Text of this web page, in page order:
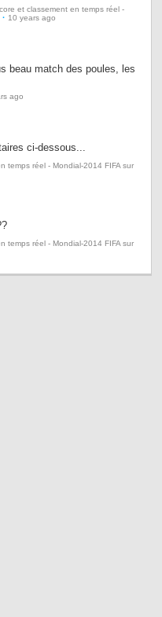
et classement en temps réel -
· 10 years ago
beau match des poules, les
ago
ci-dessous...
temps réel - Mondial-2014 FIFA sur
temps réel - Mondial-2014 FIFA sur